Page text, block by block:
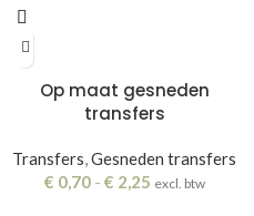
Op maat gesneden
transfers
Transfers,Gesneden transfers
€ 0,70 - € 2,25 excl. btw